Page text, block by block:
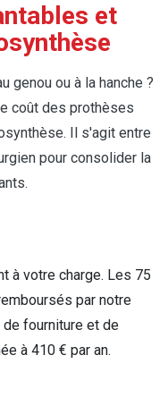
et
genou ou à la hanche ?
coût des prothèses
Il s'agit entre
pour consolider la
à votre charge. Les 75
par notre
de fourniture et de
à 410 € par an.